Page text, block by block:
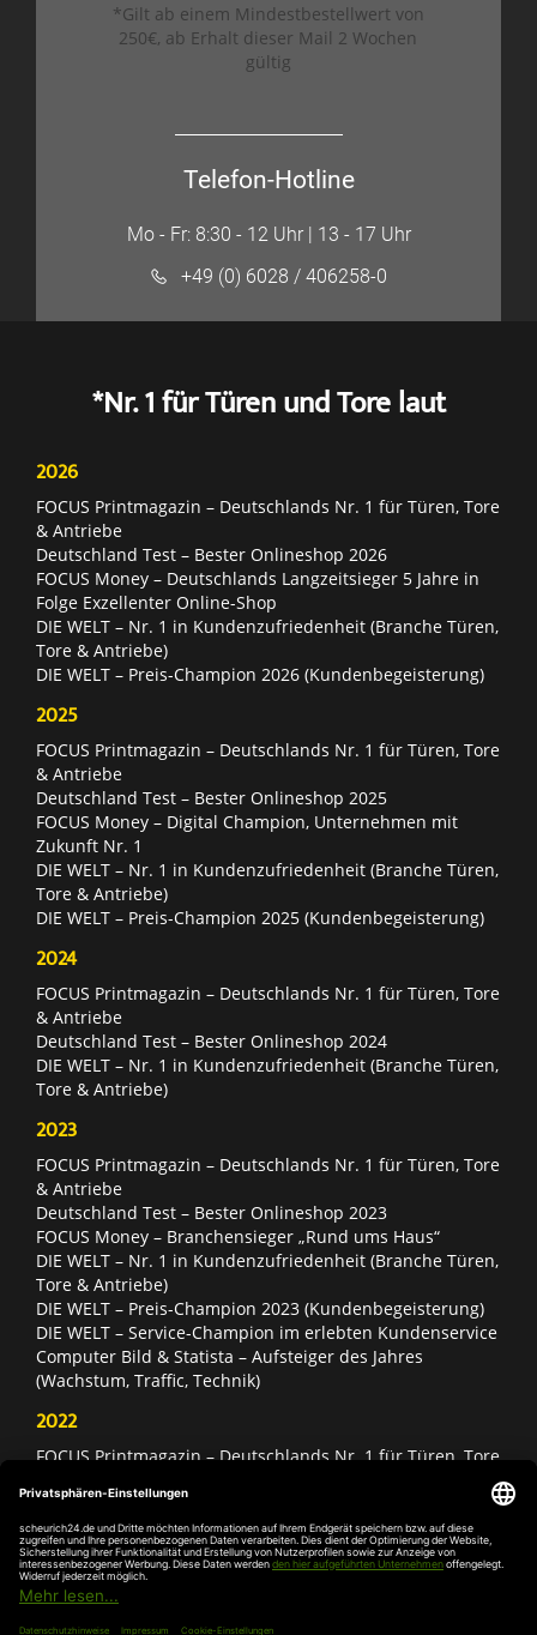
*Gilt ab einem Mindestbestellwert von
250€, ab Erhalt dieser Mail 2 Wochen
gültig
Telefon-Hotline
Mo - Fr: 8:30 - 12 Uhr | 13 - 17 Uhr
+49 (0) 6028 / 406258-0
*Nr. 1 für Türen und Tore laut
2026
FOCUS Printmagazin – Deutschlands Nr. 1 für Türen, Tore
& Antriebe
Deutschland Test – Bester Onlineshop 2026
FOCUS Money – Deutschlands Langzeitsieger 5 Jahre in
Folge Exzellenter Online-Shop
DIE WELT – Nr. 1 in Kundenzufriedenheit (Branche Türen,
Tore & Antriebe)
DIE WELT – Preis-Champion 2026 (Kundenbegeisterung)
2025
FOCUS Printmagazin – Deutschlands Nr. 1 für Türen, Tore
& Antriebe
Deutschland Test – Bester Onlineshop 2025
FOCUS Money – Digital Champion, Unternehmen mit
Zukunft Nr. 1
DIE WELT – Nr. 1 in Kundenzufriedenheit (Branche Türen,
Tore & Antriebe)
DIE WELT – Preis-Champion 2025 (Kundenbegeisterung)
2024
FOCUS Printmagazin – Deutschlands Nr. 1 für Türen, Tore
& Antriebe
Deutschland Test – Bester Onlineshop 2024
DIE WELT – Nr. 1 in Kundenzufriedenheit (Branche Türen,
Tore & Antriebe)
2023
FOCUS Printmagazin – Deutschlands Nr. 1 für Türen, Tore
& Antriebe
Deutschland Test – Bester Onlineshop 2023
FOCUS Money – Branchensieger „Rund ums Haus“
DIE WELT – Nr. 1 in Kundenzufriedenheit (Branche Türen,
Tore & Antriebe)
DIE WELT – Preis-Champion 2023 (Kundenbegeisterung)
DIE WELT – Service-Champion im erlebten Kundenservice
Computer Bild & Statista – Aufsteiger des Jahres
(Wachstum, Traffic, Technik)
2022
FOCUS Printmagazin – Deutschlands Nr. 1 für Türen, Tore
Deutschland Test – Bester Onlineshop 2022
FOCUS Money – Branchensieger „Rund ums Haus“
DIE WELT – Service-Champion im erlebten Kundenservice
DIE WELT – Branchengewinner Gold-Rang (Türen, Tore &
Antriebe)